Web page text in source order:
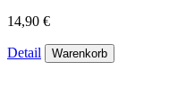
14,90 €
Detail Warenkorb